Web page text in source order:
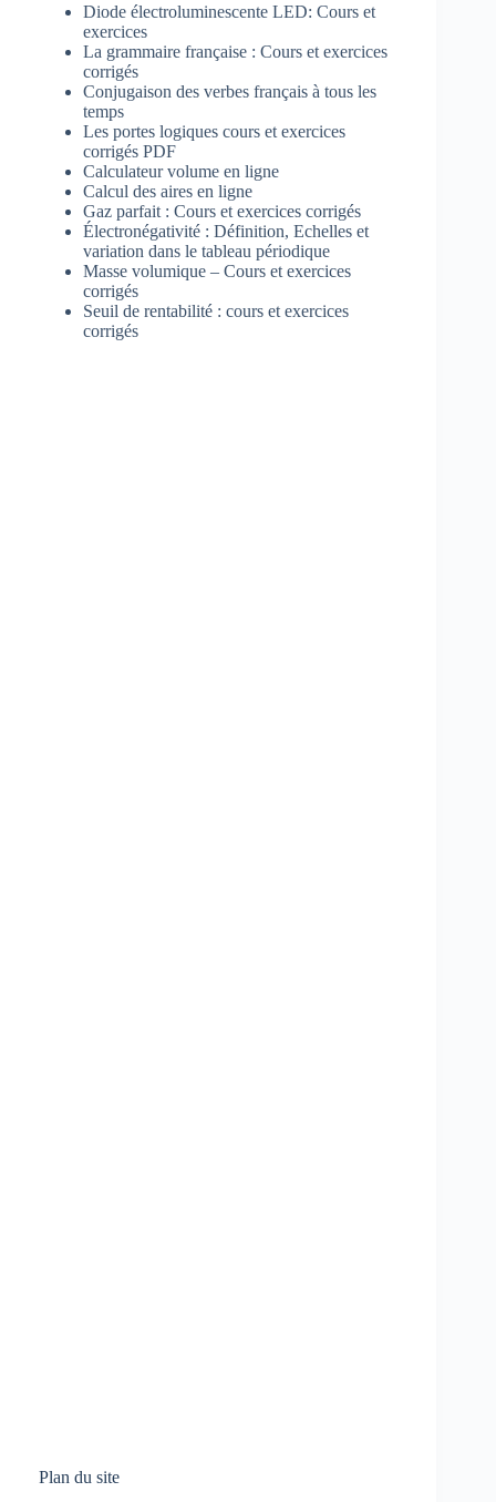
Diode électroluminescente LED: Cours et
exercices
La grammaire française : Cours et exercices
corrigés
Conjugaison des verbes français à tous les
temps
Les portes logiques cours et exercices
corrigés PDF
Calculateur volume en ligne
Calcul des aires en ligne
Gaz parfait : Cours et exercices corrigés
Électronégativité : Définition, Echelles et
variation dans le tableau périodique
Masse volumique – Cours et exercices
corrigés
Seuil de rentabilité : cours et exercices
corrigés
Plan du site